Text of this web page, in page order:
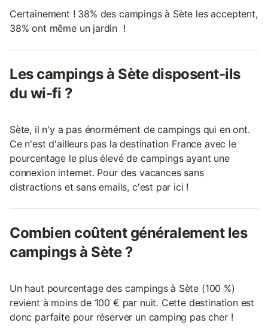
Certainement ! 38% des campings à Sète les acceptent,
38% ont même un jardin !
Les campings à Sète disposent-ils
du wi-fi ?
Sète, il n'y a pas énormément de campings qui en ont.
Ce n'est d'ailleurs pas la destination France avec le
pourcentage le plus élevé de campings ayant une
connexion internet. Pour des vacances sans
distractions et sans emails, c'est par ici !
Combien coûtent généralement les
campings à Sète ?
Un haut pourcentage des campings à Sète (100 %)
revient à moins de 100 € par nuit. Cette destination est
donc parfaite pour réserver un camping pas cher !